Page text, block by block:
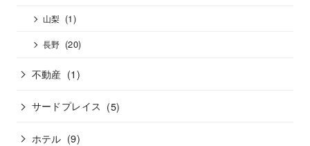
山梨 (1)
長野 (20)
不動産 (1)
サードプレイス (5)
ホテル (9)